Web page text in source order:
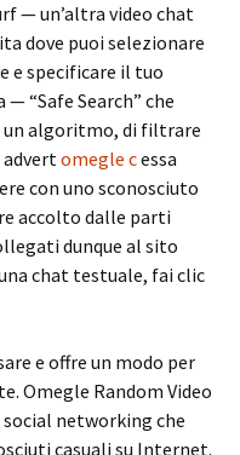
— un’altra video chat
dove puoi selezionare
e specificare il tuo
“Safe Search” che
algoritmo, di filtrare
omegle cessa
con uno sconosciuto
accolto dalle parti
dunque al sito
chat testuale, fai clic
e offre un modo per
Omegle Random Video
networking che
casuali su Internet.